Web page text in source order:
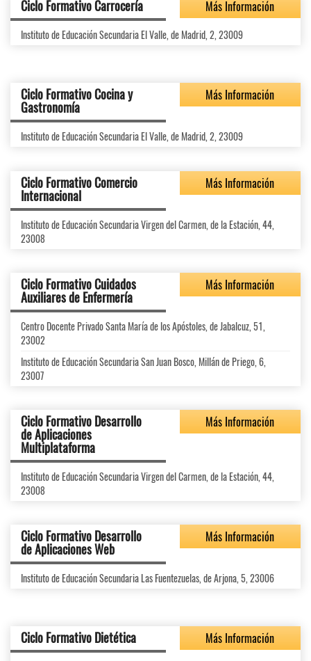
Ciclo Formativo Carrocería Más Información
Instituto de Educación Secundaria El Valle, de Madrid, 2, 23009
Ciclo Formativo Cocina y
Gastronomía
Más Información
Instituto de Educación Secundaria El Valle, de Madrid, 2, 23009
Ciclo Formativo Comercio
Internacional
Más Información
Instituto de Educación Secundaria Virgen del Carmen, de la Estación, 44,
23008
Ciclo Formativo Cuidados
Auxiliares de Enfermería
Más Información
Centro Docente Privado Santa María de los Apóstoles, de Jabalcuz, 51,
23002
Instituto de Educación Secundaria San Juan Bosco, Millán de Priego, 6,
23007
Ciclo Formativo Desarrollo
de Aplicaciones
Multiplataforma
Más Información
Instituto de Educación Secundaria Virgen del Carmen, de la Estación, 44,
23008
Ciclo Formativo Desarrollo
de Aplicaciones Web
Más Información
Instituto de Educación Secundaria Las Fuentezuelas, de Arjona, 5, 23006
Ciclo Formativo Dietética Más Información